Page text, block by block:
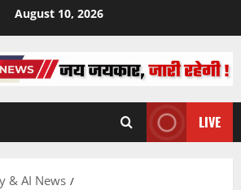
August 10, 2026
LIVE
& AI News